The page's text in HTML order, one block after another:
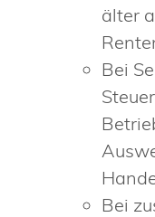
älter
Bei
Bei